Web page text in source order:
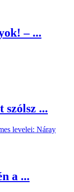
– ...
szólsz ...
levelei: Náray
a ...